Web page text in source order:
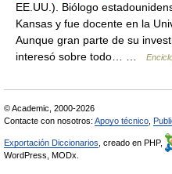
EE.UU.). Biólogo
Kansas y fue docente en la
Aunque gran parte de su
interesó sobre todo… …
© Academic, 2000-2026
Contacte con nosotros: Apoyo técnico
Exportación Diccionarios , creado en PHP,
WordPress, MODx.